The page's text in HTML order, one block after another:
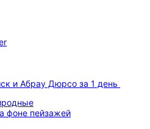
и Абрау Дюрсо за 1 день
фоне пейзажей